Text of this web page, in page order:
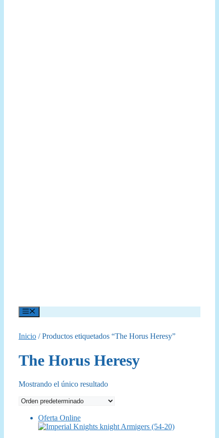
Menú
Inicio / Productos etiquetados “The Horus Heresy”
The Horus Heresy
Mostrando el único resultado
Oferta Online